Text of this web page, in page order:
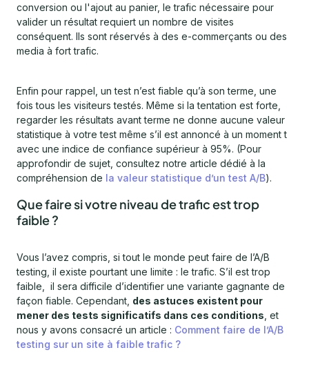
conversion ou l'ajout au panier, le trafic nécessaire pour
valider un résultat requiert un nombre de visites
conséquent. Ils sont réservés à des e-commerçants ou des
media à fort trafic.
Enfin pour rappel, un test n’est fiable qu’à son terme, une
fois tous les visiteurs testés. Même si la tentation est forte,
regarder les résultats avant terme ne donne aucune valeur
statistique à votre test même s’il est annoncé à un moment t
avec une indice de confiance supérieur à 95%. (Pour
approfondir de sujet, consultez notre article dédié à la
compréhension de la valeur statistique d’un test A/B).
Que faire si votre niveau de trafic est trop
faible ?
Vous l’avez compris, si tout le monde peut faire de l’A/B
testing, il existe pourtant une limite : le trafic. S’il est trop
faible, il sera difficile d’identifier une variante gagnante de
façon fiable. Cependant, des astuces existent pour
mener des tests significatifs dans ces conditions , et
nous y avons consacré un article : Comment faire de l’A/B
testing sur un site à faible trafic ?